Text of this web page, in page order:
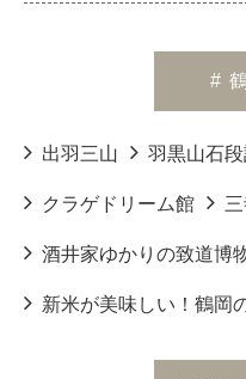
#
出羽三山 羽黒山石段
クラゲドリーム館
酒井家ゆかりの致道博
新米が美味しい！鶴岡